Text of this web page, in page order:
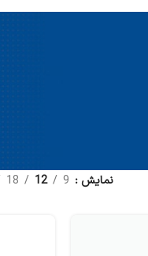
نمایش 9
12
18